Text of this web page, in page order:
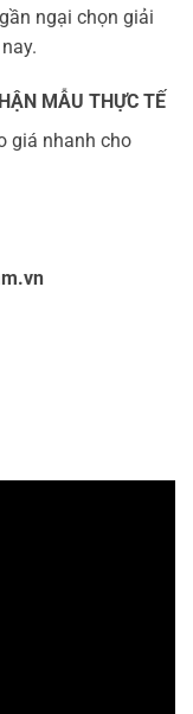
ngại chọn giải
MẪU THỰC TẾ
giá nhanh cho